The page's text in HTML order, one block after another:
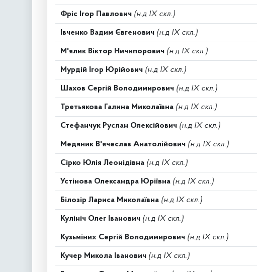
Фріс Ігор Павлович (н.д IX скл.)
Івченко Вадим Євгенович (н.д IX скл.)
М'ялик Віктор Ничипорович (н.д IX скл.)
Мурдій Ігор Юрійович (н.д IX скл.)
Шахов Сергій Володимирович (н.д IX скл.)
Третьякова Галина Миколаївна (н.д IX скл.)
Стефанчук Руслан Олексійович (н.д IX скл.)
Медяник В'ячеслав Анатолійович (н.д IX скл.)
Сірко Юлія Леонідівна (н.д IX скл.)
Устінова Олександра Юріївна (н.д IX скл.)
Білозір Лариса Миколаївна (н.д IX скл.)
Кулініч Олег Іванович (н.д IX скл.)
Кузьміних Сергій Володимирович (н.д IX скл.)
Кучер Микола Іванович (н.д IX скл.)